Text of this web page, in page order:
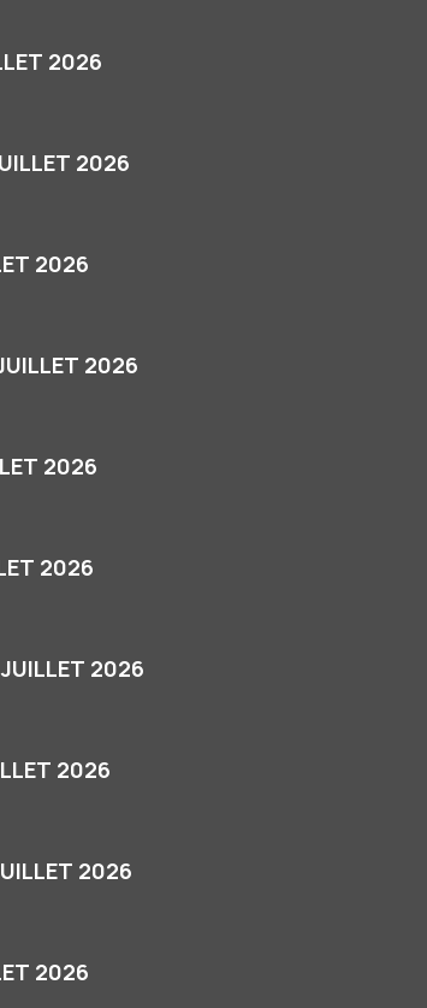
2026
2026
2026
2026
2026
2026
2026
2026
2026
2026